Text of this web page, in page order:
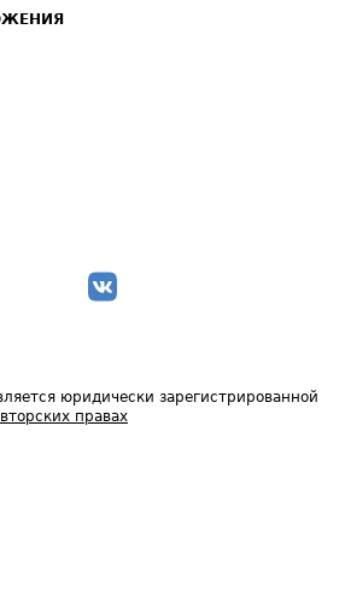
юридически зарегистрированной
правах